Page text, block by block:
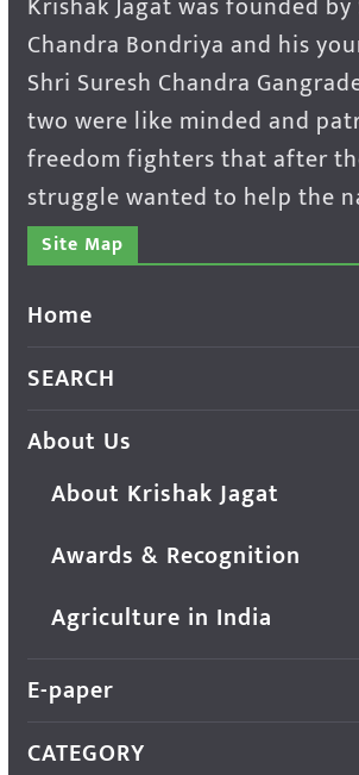
Chandra Bondriya and his
Shri Suresh Chandra
two were like minded and
freedom fighters that after
struggle wanted to help the
Site Map
Home
SEARCH
About Us
About Krishak Jagat
Awards & Recognition
Agriculture in India
E-paper
CATEGORY